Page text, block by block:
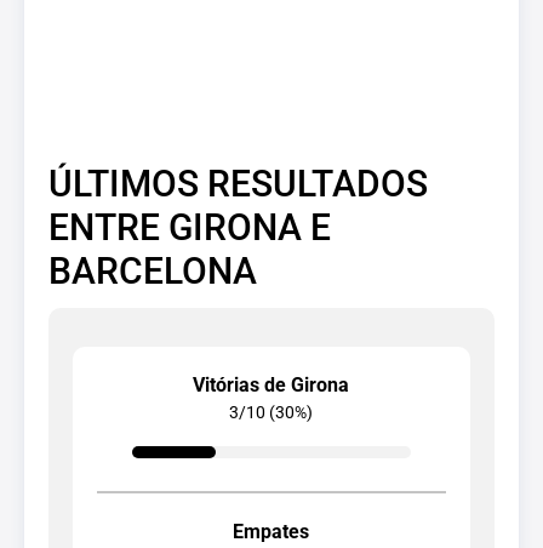
ÚLTIMOS RESULTADOS
ENTRE GIRONA E
BARCELONA
Vitórias de Girona
3/10 (30%)
Empates